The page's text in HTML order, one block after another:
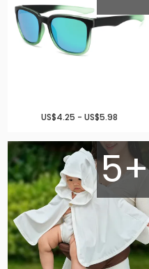
US$4.25 - US$5.98
5+